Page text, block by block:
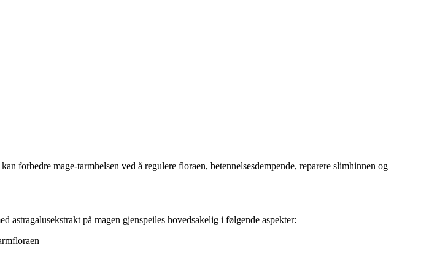
forbedre mage-tarmhelsen ved å regulere floraen, betennelsesdempende, reparere slimhinnen og
astragalusekstrakt på magen gjenspeiles hovedsakelig i følgende aspekter: